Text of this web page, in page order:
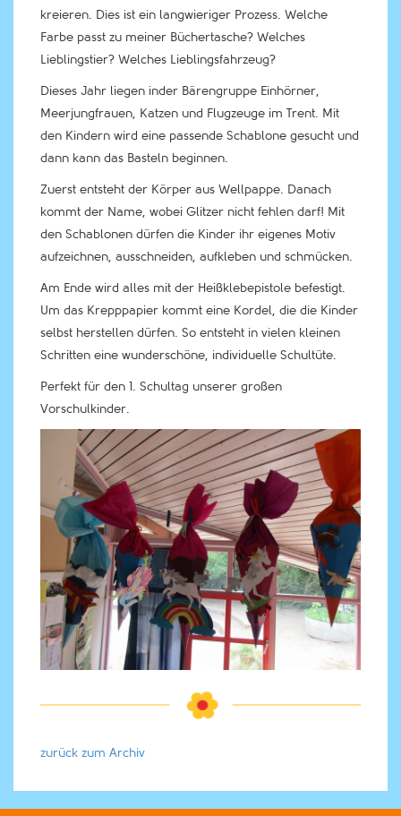
kreieren. Dies ist ein langwieriger Prozess. Welche
Farbe passt zu meiner Büchertasche? Welches
Lieblingstier? Welches Lieblingsfahrzeug?
Dieses Jahr liegen inder Bärengruppe Einhörner,
Meerjungfrauen, Katzen und Flugzeuge im Trent. Mit
den Kindern wird eine passende Schablone gesucht und
dann kann das Basteln beginnen.
Zuerst entsteht der Körper aus Wellpappe. Danach
kommt der Name, wobei Glitzer nicht fehlen darf! Mit
den Schablonen dürfen die Kinder ihr eigenes Motiv
aufzeichnen, ausschneiden, aufkleben und schmücken.
Am Ende wird alles mit der Heißklebepistole befestigt.
Um das Krepppapier kommt eine Kordel, die die Kinder
selbst herstellen dürfen. So entsteht in vielen kleinen
Schritten eine wunderschöne, individuelle Schultüte.
Perfekt für den 1. Schultag unserer großen
Vorschulkinder.
zurück zum Archiv